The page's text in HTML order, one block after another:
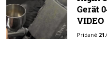
Gerät
VIDEO
Pridané